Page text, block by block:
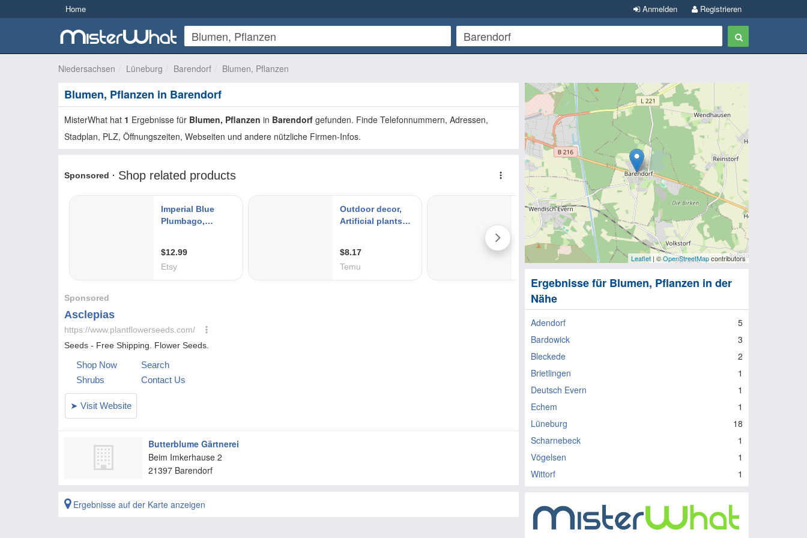
Home Registrieren
Anmelden
Niedersachsen Lüneburg Barendorf Blumen, Pflanzen
Blumen, Pflanzen in Barendorf
MisterWhat hat 1 Ergebnisse für Blumen, Pflanzen in Barendorf gefunden. Finde Telefonnummern, Adressen,
Stadplan, PLZ, Öffnungszeiten, Webseiten und andere nützliche Firmen-Infos.
Butterblume Gärtnerei
Beim Imkerhause 2
21397 Barendorf
Ergebnisse auf der Karte anzeigen
Leaflet| ©OpenStreetMapcontributors
Ergebnisse für Blumen, Pflanzen in der
Nähe
Adendorf
5
Bardowick
3
Bleckede
2
Brietlingen
1
Deutsch Evern
1
Echem
1
Lüneburg
18
Scharnebeck
1
Vögelsen
1
Wittorf
1